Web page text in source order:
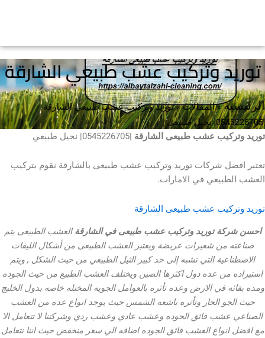
وتركيب عشب طبيعي الشارقة
»المقالات»توريد وتركيب عشب طبيعي الشارقة
عشب طبيعى الشارقة
شركات توريد وتركيب عشب طبيعى بالشارقة نقوم بتركيب
في الامارات.
عشب طبيعى الشارقة
توريد وتركيب عشب طبيعى في الشارقةالعشب الطبيعى يتم
من شعيرات عريضة ويعتبر العشب الطبيعى من أشكال الليفات
التي تشبه إلى حد كبير الثيل الطبيعي من حيث الشكل , ويتم
من عده دول اكثرها الصين ويختلف العشب الطبيع من حيث الجوده
في الارض وعده تأثره بالعوامل الجويه المختله خاصه بدول الخليج
الحار وتأثره باشعه الشمس حيث يوجد انواع عده من العشب
عشب فائق الحوده وعشب عادي وعشب ردي وشركتنا لا تتعامل الا
العشب فائق الجوده اضافه الي سعر منخفض حيث اننا نتعامل